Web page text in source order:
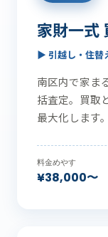
家財一式
▶ 引越し・住替
南区内で家ま
括査定。買取
最大化します。
料金めやす
¥38,000〜